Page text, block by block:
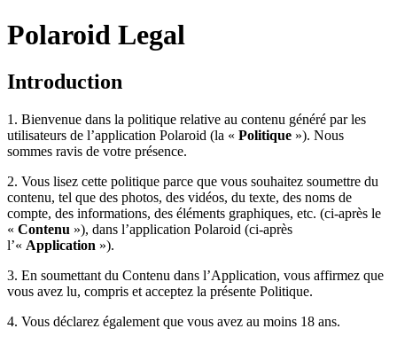
Polaroid Legal
Introduction
1. Bienvenue dans la politique relative au contenu généré par les
utilisateurs de l’application Polaroid (la « Politique »). Nous
sommes ravis de votre présence.
2. Vous lisez cette politique parce que vous souhaitez soumettre du
contenu, tel que des photos, des vidéos, du texte, des noms de
compte, des informations, des éléments graphiques, etc. (ci-après le
« Contenu »), dans l’application Polaroid (ci-après
l’« Application »).
3. En soumettant du Contenu dans l’Application, vous affirmez que
vous avez lu, compris et acceptez la présente Politique.
4. Vous déclarez également que vous avez au moins 18 ans.